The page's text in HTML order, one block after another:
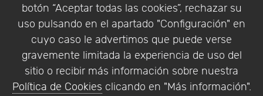
botón “Aceptar todas las cookies”, rechazar su
uso pulsando en el apartado "Configuración" en
cuyo caso le advertimos que puede verse
gravemente limitada la experiencia de uso del
sitio o recibir más información sobre nuestra
Política de Cookies clicando en "Más información".
Empresa|Aviso Legal| Política de Privacidad |
Política de Cookies
© Copyright 1994 - 2026. Addlink Software